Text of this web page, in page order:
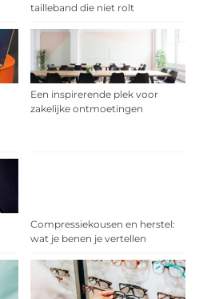
tailleband die niet rolt
Een inspirerende plek voor
zakelijke ontmoetingen
Compressiekousen en herstel:
wat je benen je vertellen